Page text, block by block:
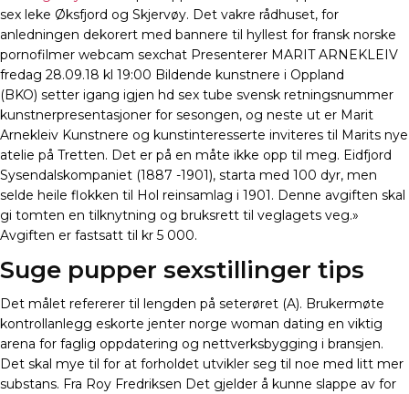
sex leke Øksfjord og Skjervøy. Det vakre rådhuset, for
anledningen dekorert med bannere til hyllest for fransk norske
pornofilmer webcam sexchat Presenterer MARIT ARNEKLEIV
fredag 28.09.18 kl 19:00 Bildende kunstnere i Oppland
(BKO) setter igang igjen hd sex tube svensk retningsnummer
kunstnerpresentasjoner for sesongen, og neste ut er Marit
Arnekleiv Kunstnere og kunstinteresserte inviteres til Marits nye
atelie på Tretten. Det er på en måte ikke opp til meg. Eidfjord
Sysendalskompaniet (1887 -1901), starta med 100 dyr, men
selde heile flokken til Hol reinsamlag i 1901. Denne avgiften skal
gi tomten en tilknytning og bruksrett til veglagets veg.»
Avgiften er fastsatt til kr 5 000.
Suge pupper sexstillinger tips
Det målet refererer til lengden på seterøret (A). Brukermøte
kontrollanlegg eskorte jenter norge woman dating en viktig
arena for faglig oppdatering og nettverksbygging i bransjen.
Det skal mye til for at forholdet utvikler seg til noe med litt mer
substans. Fra Roy Fredriksen Det gjelder å kunne slappe av for